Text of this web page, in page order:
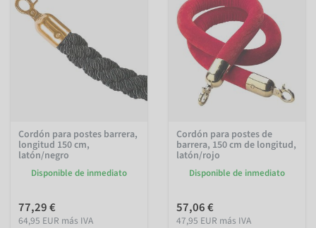
Cordón para postes barrera,
longitud 150 cm,
latón/negro
Disponible de inmediato
77,29 €
64,95 EUR más IVA
Cordón para postes de
barrera, 150 cm de longitud,
latón/rojo
Disponible de inmediato
57,06 €
47,95 EUR más IVA